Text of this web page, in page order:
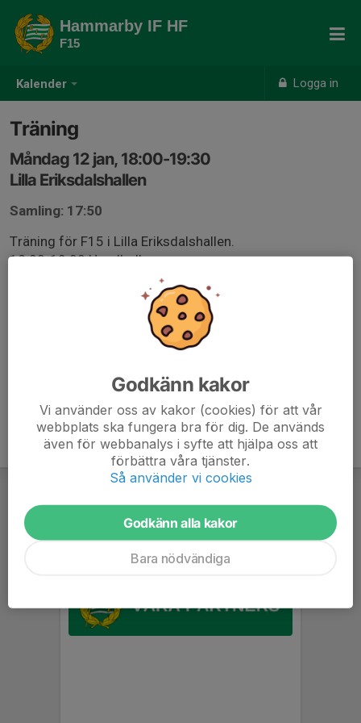
Kalender Logga in
Hammarby IF HF
F15
Träning
Måndag 12 jan, 18:00-19:30
Lilla Eriksdalshallen
Samling: 17:50
Träning för F15 i Lilla Eriksdalshallen.
18.00-19.00 Handboll
Medtag vattenflaska, inneskor och kläder för utefys så
Godkänn kakor
Vi använder oss av kakor (cookies) för att vår
webbplats ska fungera bra för dig. De används
även för webbanalys i syfte att hjälpa oss att
förbättra våra tjänster.
Så använder vi cookies
Godkänn alla kakor
Bara nödvändiga